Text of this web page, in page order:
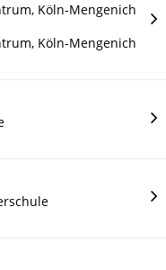
Köln-Mengenich
Köln-Mengenich